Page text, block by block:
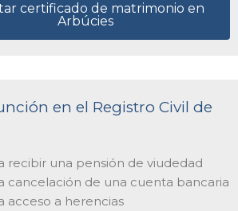
certificado de matrimonio en
Arbúcies
en el Registro Civil de
recibir una pensión de viudedad
cancelación de una cuenta bancaria
acceso a herencias